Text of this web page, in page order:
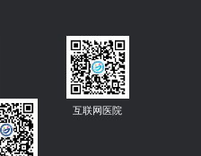
互联网医院